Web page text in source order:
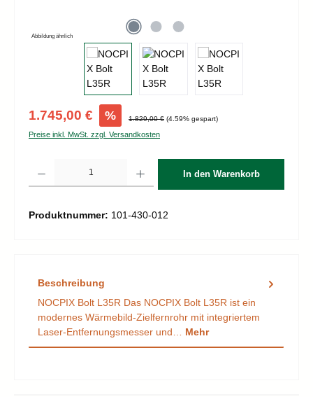
Abbildung ähnlich
Verkaufspreis:
1.745,00 € % Regulärer Preis:
1.829,00 € (4.59% gespart)
Preise inkl. MwSt. zzgl. Versandkosten
In den Warenkorb
Produktnummer: 101-430-012
Beschreibung
NOCPIX Bolt L35R Das NOCPIX Bolt L35R ist ein
modernes Wärmebild-Zielfernrohr mit integriertem
Laser-Entfernungsmesser und… Mehr